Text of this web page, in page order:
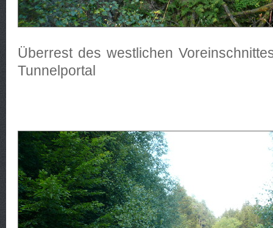
Überrest des westlichen
Tunnelportal